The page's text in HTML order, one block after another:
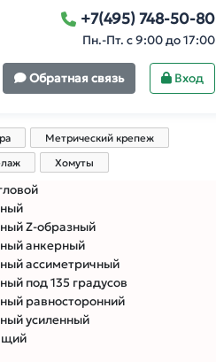
+7(495) 748-50-80
Пн.-Пт. с 9:00 до 17:00
Обратная связь Вход
Метрический крепеж
Хомуты
Z-образный
анкерный
ассиметричный
под 135 градусов
равносторонний
усиленный